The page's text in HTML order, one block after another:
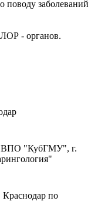
поводу заболеваний
- органов.
ВПО "КубГМУ", г.
по